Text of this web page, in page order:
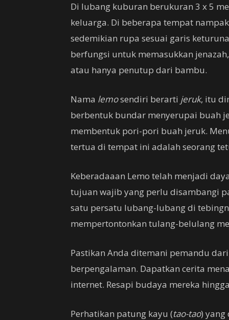
Di lubang kuburan berukuran 3 x 5
keluarga. Di beberapa tempat
sedemikian rupa sesuai garis
berfungsi untuk memasukkan
atau hanya penutup dari bambu.
Nama lemosendiri berarti jeruk, itu
berbentuk bundar menyerupai buah
membentuk pori-pori buah jeruk.
tertua di tempat ini adalah seorang
Keberadaaan Lemo telah menjadi
tujuan wajib yang perlu disambangi
satu persatu lubang-lubang di
mempertontonkan tulang-belulang
Pastikan Anda ditemani pemandu
berpengalaman. Dapatkan cerita
internet. Resapi budaya mereka
Perhatikan patung kayu (tao-tao)